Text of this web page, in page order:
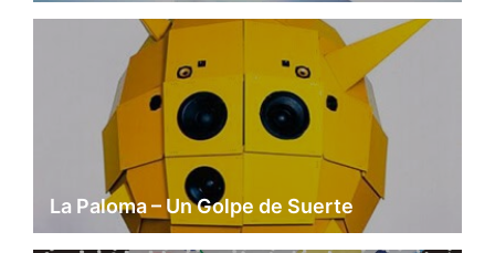
La Paloma – Un Golpe de Suerte